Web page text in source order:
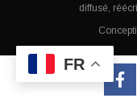
diffusé,
FR